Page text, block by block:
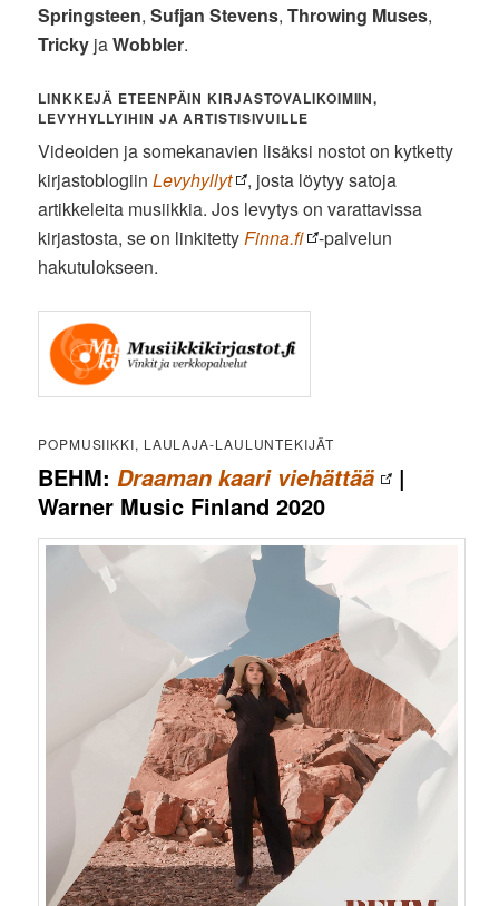
Springsteen,Sufjan Stevens,Throwing Muses,
Tricky jaWobbler.
LINKKEJÄ ETEENPÄIN KIRJASTOVALIKOIMIIN,
LEVYHYLLYIHIN JA ARTISTISIVUILLE
Videoiden ja somekanavien lisäksi nostot on kytketty
kirjastoblogiinLevyhyllyt
, josta löytyy satoja
artikkeleita musiikkia. Jos levytys on varattavissa
kirjastosta, se on linkitetty Finna.fi
-palvelun
hakutulokseen.
POPMUSIIKKI, LAULAJA-LAULUNTEKIJÄT
BEHM: Draaman kaari viehättää
|
Warner Music Finland 2020